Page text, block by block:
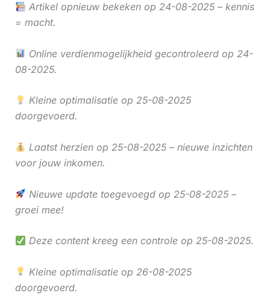
Artikel opnieuw bekeken op 24-08-2025 – kennis
= macht.
Online verdienmogelijkheid gecontroleerd op 24-
08-2025.
Kleine optimalisatie op 25-08-2025
doorgevoerd.
Laatst herzien op 25-08-2025 – nieuwe inzichten
voor jouw inkomen.
Nieuwe update toegevoegd op 25-08-2025 –
groei mee!
Deze content kreeg een controle op 25-08-2025.
Kleine optimalisatie op 26-08-2025
doorgevoerd.